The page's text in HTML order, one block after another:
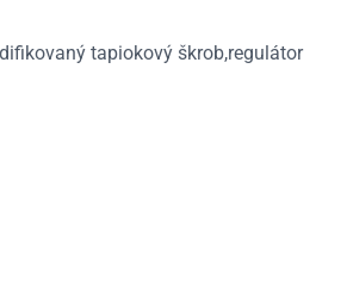
tapiokový škrob,regulátor